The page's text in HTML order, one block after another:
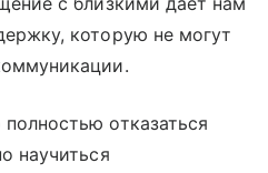
которую не могут
отказаться
научиться